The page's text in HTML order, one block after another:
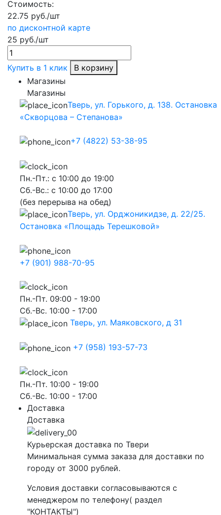
Стоимость:
22.75 руб./шт
по дисконтной карте
25 руб./шт
Купить в 1 клик
В корзину
Магазины
Магазины
Тверь, ул. Горького, д. 138. Остановка
«Скворцова – Степанова»
+7 (4822) 53-38-95
Пн.-Пт.: с 10:00 до 19:00
Сб.-Вс.: с 10:00 до 17:00
(без перерыва на обед)
Тверь, ул. Орджоникидзе, д. 22/25.
Остановка «Площадь Терешковой»
+7 (901) 988-70-95
Пн.-Пт. 09:00 - 19:00
Сб.-Вс. 10:00 - 17:00
Тверь, ул. Маяковского, д 31
+7 (958) 193-57-73
Пн.-Пт. 10:00 - 19:00
Сб.-Вс. 10:00 - 17:00
Доставка
Доставка
Курьерская доставка по Твери
Минимальная сумма заказа для доставки по
городу от 3000 рублей.
Условия доставки согласовываются с
менеджером по телефону( раздел
"КОНТАКТЫ")